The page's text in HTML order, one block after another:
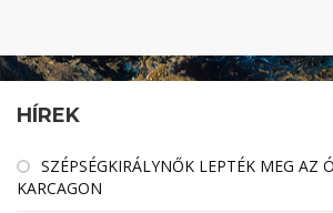
HÍREK
SZÉPSÉGKIRÁLYNŐK LEPTÉK MEG AZ
KARCAGON